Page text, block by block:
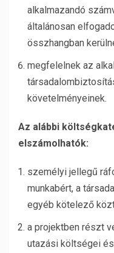
alkalmazandó
általánosan
összhangban
megfelelnek az
követelményeinek.
Az alábbi
elszámolhatók:
személyi jellegű
munkabért, a
egyéb kötelező
a projektben részt
utazási költségei